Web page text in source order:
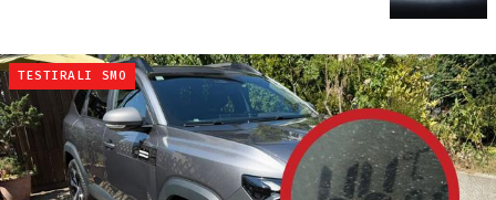
TESTIRALI SMO